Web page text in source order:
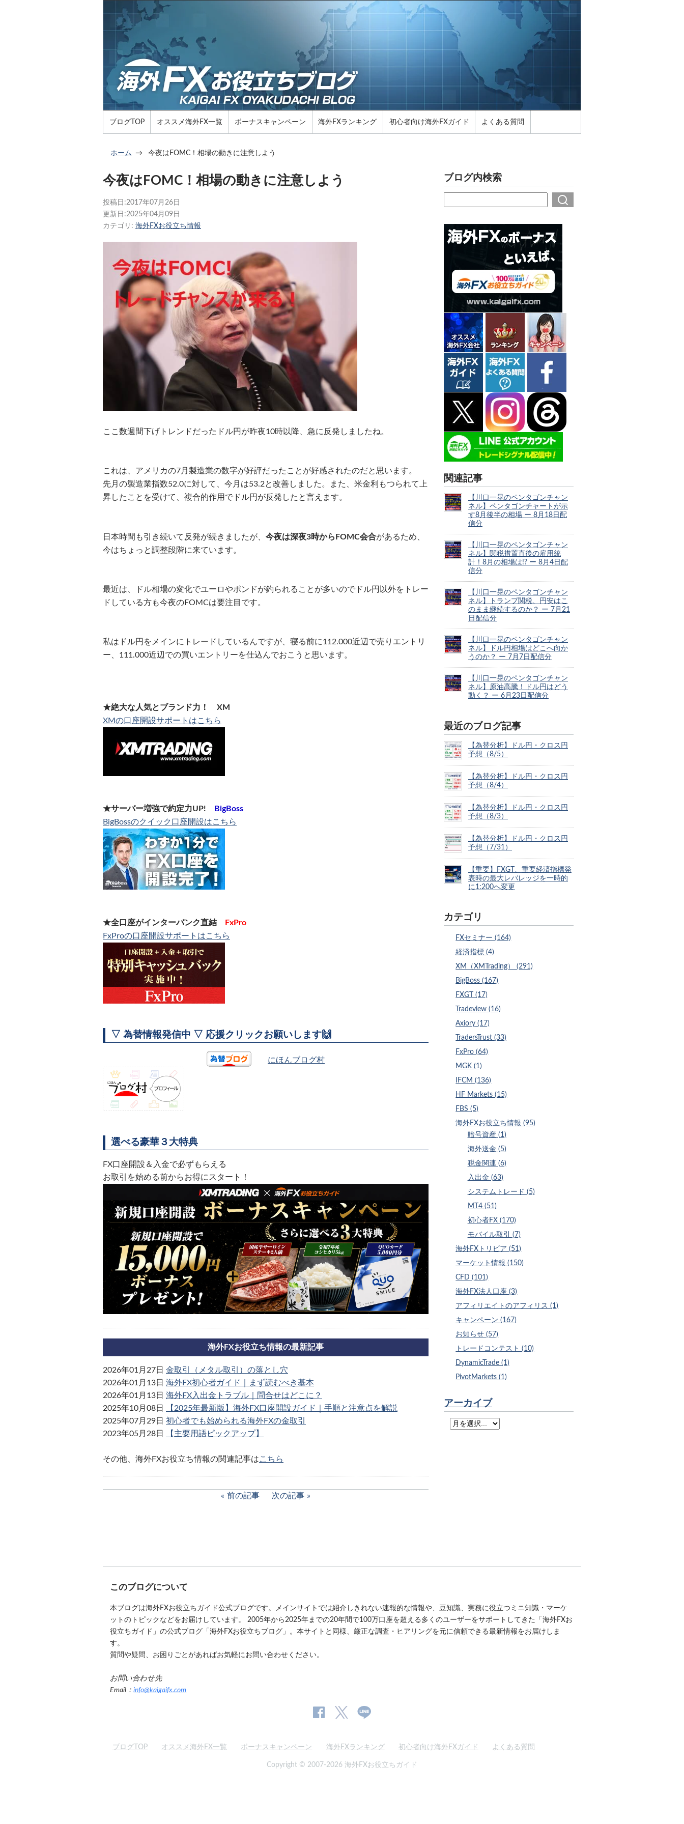
ブログTOP オススメ海外FX一覧 ボーナスキャンペーン 海外FXランキング 初心者向け海外FXガイド よくある質問
ホーム 今夜はFOMC！相場の動きに注意しよう
今夜はFOMC！相場の動きに注意しよう
投稿日:2017年07月26日
更新日:2025年04月09日
カテゴリ: 海外FXお役立ち情報
ここ数週間下げトレンドだったドル円が昨夜10時以降、急に反発しましたね。
これは、アメリカの7月製造業の数字が好評だったことが好感されたのだと思います。
先月の製造業指数52.0に対して、今月は53.2と改善しました。また、米金利もつられて上
昇したことを受けて、複合的作用でドル円が反発したと言えます。
日本時間も引き続いて反発が続きましたが、 今夜は深夜3時からFOMC会合があるため、
今はちょっと調整段階に来ています。
最近は、ドル相場の変化でユーロやポンドが釣られることが多いのでドル円以外をトレー
ドしている方も今夜のFOMCは要注目です。
私はドル円をメインにトレードしているんですが、寝る前に112.000近辺で売りエントリ
ー、111.000近辺での買いエントリーを仕込んでおこうと思います。
★絶大な人気とブランド力！ XM
XMの口座開設サポートはこちら
★サーバー増強で約定力UP!
BigBoss
BigBossのクイック口座開設はこちら
★全口座がインターバンク直結 FxPro
FxProの口座開設サポートはこちら
▽ 為替情報発信中 ▽ 応援クリックお願いします🙌
にほんブログ村
選べる豪華３大特典
FX口座開設＆入金で必ずもらえる
お取引を始める前からお得にスタート！
海外FXお役立ち情報の最新記事
2026年01月27日 金取引（メタル取引）の落とし穴
2026年01月13日 海外FX初心者ガイド｜まず読むべき基本
2026年01月13日 海外FX入出金トラブル｜問合せはどこに？
2025年10月08日
【2025年最新版】海外FX口座開設ガイド｜手順と注意点を解説
2025年07月29日 初心者でも始められる海外FXの金取引
2023年05月28日
【主要用語ピックアップ】
その他、海外FXお役立ち情報の関連記事はこちら
前の記事 次の記事
ブログ内検索
関連記事
【川口一晃のペンタゴンチャン
ネル】ペンタゴンチャートが示
す8月後半の相場 ー 8月18日配
信分
【川口一晃のペンタゴンチャン
ネル】関税措置直後の雇用統
計！8月の相場は!? ー 8月4日配
信分
【川口一晃のペンタゴンチャン
ネル】トランプ関税、円安はこ
のまま継続するのか？ ー 7月21
日配信分
【川口一晃のペンタゴンチャン
ネル】ドル円相場はどこへ向か
うのか？ ー 7月7日配信分
【川口一晃のペンタゴンチャン
ネル】原油高騰！ドル円はどう
動く？ ー 6月23日配信分
最近のブログ記事
【為替分析】ドル円・クロス円
予想（8/5）
【為替分析】ドル円・クロス円
予想（8/4）
【為替分析】ドル円・クロス円
予想（8/3）
【為替分析】ドル円・クロス円
予想（7/31）
【重要】FXGT、重要経済指標発
表時の最大レバレッジを一時的
に1:200へ変更
カテゴリ
FXセミナー (164)
経済指標 (4)
XM（XMTrading） (291)
BigBoss (167)
FXGT (17)
Tradeview (16)
Axiory (17)
TradersTrust (33)
FxPro (64)
MGK (1)
IFCM (136)
HF Markets (15)
FBS (5)
海外FXお役立ち情報 (95)
暗号資産 (1)
海外送金 (5)
税金関連 (6)
入出金 (63)
システムトレード (5)
MT4 (51)
初心者FX (170)
モバイル取引 (7)
海外FXトリビア (51)
マーケット情報 (150)
CFD (101)
海外FX法人口座 (3)
アフィリエイトのアフィリス (1)
キャンペーン (167)
お知らせ (57)
トレードコンテスト (10)
DynamicTrade (1)
PivotMarkets (1)
アーカイブ
このブログについて
本ブログは海外FXお役立ちガイド公式ブログです。メインサイトでは紹介しきれない速報的な情報や、豆知識、実務に役立つミニ知識・マーケ
ットのトピックなどをお届けしています。 2005年から2025年までの20年間で100万口座を超える多くのユーザーをサポートしてきた「海外FXお
役立ちガイド」の公式ブログ「海外FXお役立ちブログ」。本サイトと同様、厳正な調査・ヒアリングを元に信頼できる最新情報をお届けしま
す。
質問や疑問、お困りごとがあればお気軽にお問い合わせください。
お問い合わせ先
Email：info@kaigaifx.com
Facebook
Line
ペ
ブログTOP オススメ海外FX一覧 ボーナスキャンペーン 海外FXランキング 初心者向け海外FXガイド よくある質問
Copyright © 2007-2026 海外FXお役立ちガイド